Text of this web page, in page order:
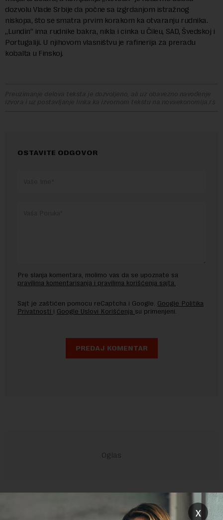
dozvolu Vlade Srbije da počne sa izgrdanjom istražnog
niskopa, što se smatra prvim korakom ka otvaranju rudnika.
„Lundin“ ima rudnike bakra, nikla i cinka u Čileu, SAD, Švedskoj i
Portugaliji. U njihovom vlasništvu je rafinerija za preradu
kobalta u Finskoj.
Preuzimanje delova teksta je dozvoljeno, ali uz obavezno navođenje
izvora i uz postavljanje linka ka izvornom tekstu na novaekonomija.rs
OSTAVITE ODGOVOR
Pre slanja komentara, molimo vas da se upoznate sa
pravilima komentarisanja i pravilima korišćenja sajta.
Sajt je zaštićen pomocu reCaptcha i Google. Google Politika
Privatnosti i Google Uslovi Korišćenja su primenjeni.
x